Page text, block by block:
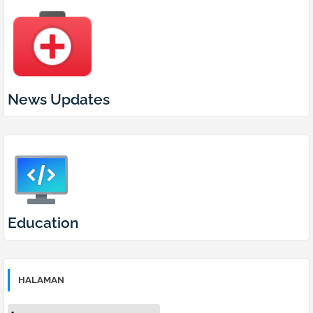
News Updates
Education
HALAMAN